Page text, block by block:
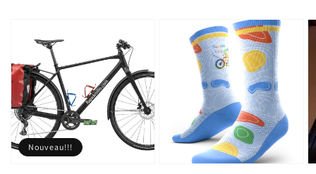
Nouveau!!!